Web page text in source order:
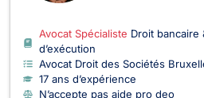
Avocat Spécialiste Droit bancaire
d’exécution
Avocat Droit des Sociétés
17 ans d’expérience
N’accepte pas aide pro deo